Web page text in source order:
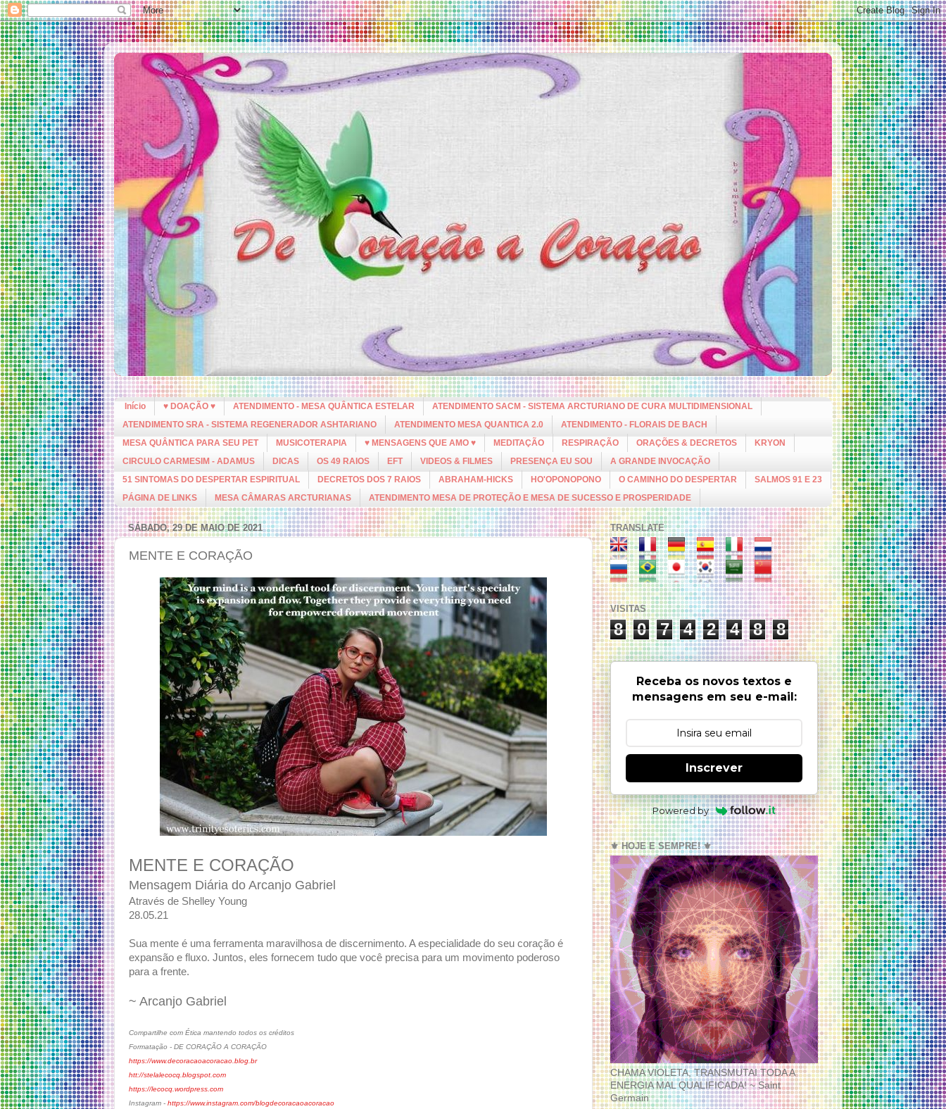
Início ♥ DOAÇÃO ♥ ATENDIMENTO - MESA QUÂNTICA ESTELAR
ATENDIMENTO SACM - SISTEMA ARCTURIANO DE CURA MULTIDIMENSIONAL
ATENDIMENTO SRA - SISTEMA REGENERADOR ASHTARIANO
ATENDIMENTO MESA QUANTICA 2.0
ATENDIMENTO - FLORAIS DE BACH
MESA QUÂNTICA PARA SEU PET
MUSICOTERAPIA ♥ MENSAGENS QUE AMO ♥ MEDITAÇÃO RESPIRAÇÃO ORAÇÕES & DECRETOS
KRYON
CIRCULO CARMESIM - ADAMUS
DICAS OS 49 RAIOS EFT VIDEOS & FILMES PRESENÇA EU SOU
A GRANDE INVOCAÇÃO
51 SINTOMAS DO DESPERTAR ESPIRITUAL
DECRETOS DOS 7 RAIOS ABRAHAM-HICKS HO'OPONOPONO O CAMINHO DO DESPERTAR
SALMOS 91 E 23
PÁGINA DE LINKS
MESA CÂMARAS ARCTURIANAS ATENDIMENTO MESA DE PROTEÇÃO E MESA DE SUCESSO E PROSPERIDADE
SÁBADO, 29 DE MAIO DE 2021
MENTE E CORAÇÃO
MENTE E CORAÇÃO
Mensagem Diária do Arcanjo Gabriel
Através de Shelley Young
28.05.21
Sua mente é uma ferramenta maravilhosa de discernimento. A especialidade do seu coração é
expansão e fluxo. Juntos, eles fornecem tudo que você precisa para um movimento poderoso
para a frente.
~ Arcanjo Gabriel
Compartilhe com Ética mantendo todos os créditos
Formatação - DE CORAÇÃO A CORAÇÃO
https://www.decoracaoacoracao.blog.br
htt://stelalecocq.blogspot.com
https://lecocq.wordpress.com
Instagram - https://www.instagram.com/blogdecoracaoacoracao
TRANSLATE
VISITAS
8 0 7 4 2 4 8 8
Receba os novos textos e
mensagens em seu e-mail:
Inscrever
Powered by
⚜️ HOJE E SEMPRE! ⚜️
CHAMA VIOLETA, TRANSMUTAI TODA A
ENERGIA MAL QUALIFICADA! ~ Saint
Germain